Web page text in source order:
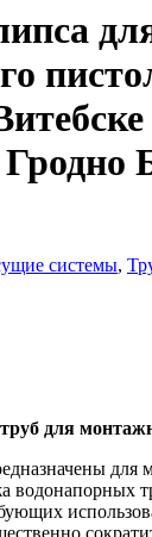
системы,
для
для
водонапорных